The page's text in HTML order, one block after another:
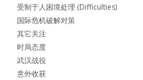
受制于人困境处理 (Difficulties)
国际危机破解对策
其它关注
时局态度
武汉战役
意外收获